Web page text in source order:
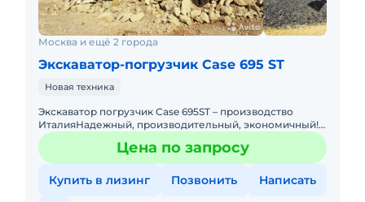
Москва и ещё 2 города
Экскаватор-погрузчик Case 695 ST
Новая техника
Экскаватор погрузчик Case 695ST – производство
ИталияНадежный, производительный, экономичный!
По ряду технических характеристик превосходит JCB,
JohnDeere
Цена по запросу
Купить в лизинг Позвонить Написать